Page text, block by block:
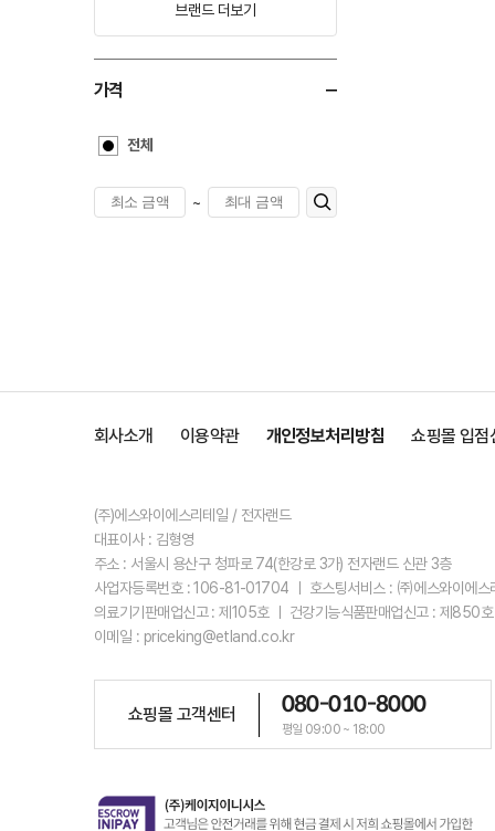
브랜드 더보기
가격
전체
~
회사소개 이용약관 개인정보처리방침 쇼핑몰 입점
(주)에스와이에스리테일 / 전자랜드
대표이사 : 김형영
주소 : 서울시 용산구 청파로 74(한강로 3가) 전자랜드 신관 3층
사업자등록번호 : 106-81-01704 ㅣ 호스팅서비스 : ㈜에스와이에
의료기기판매업신고 : 제105호 ㅣ 건강기능식품판매업신고 : 제850
이메일 : priceking@etland.co.kr
쇼핑몰 고객센터 080-010-8000
평일 09:00 ~ 18:00